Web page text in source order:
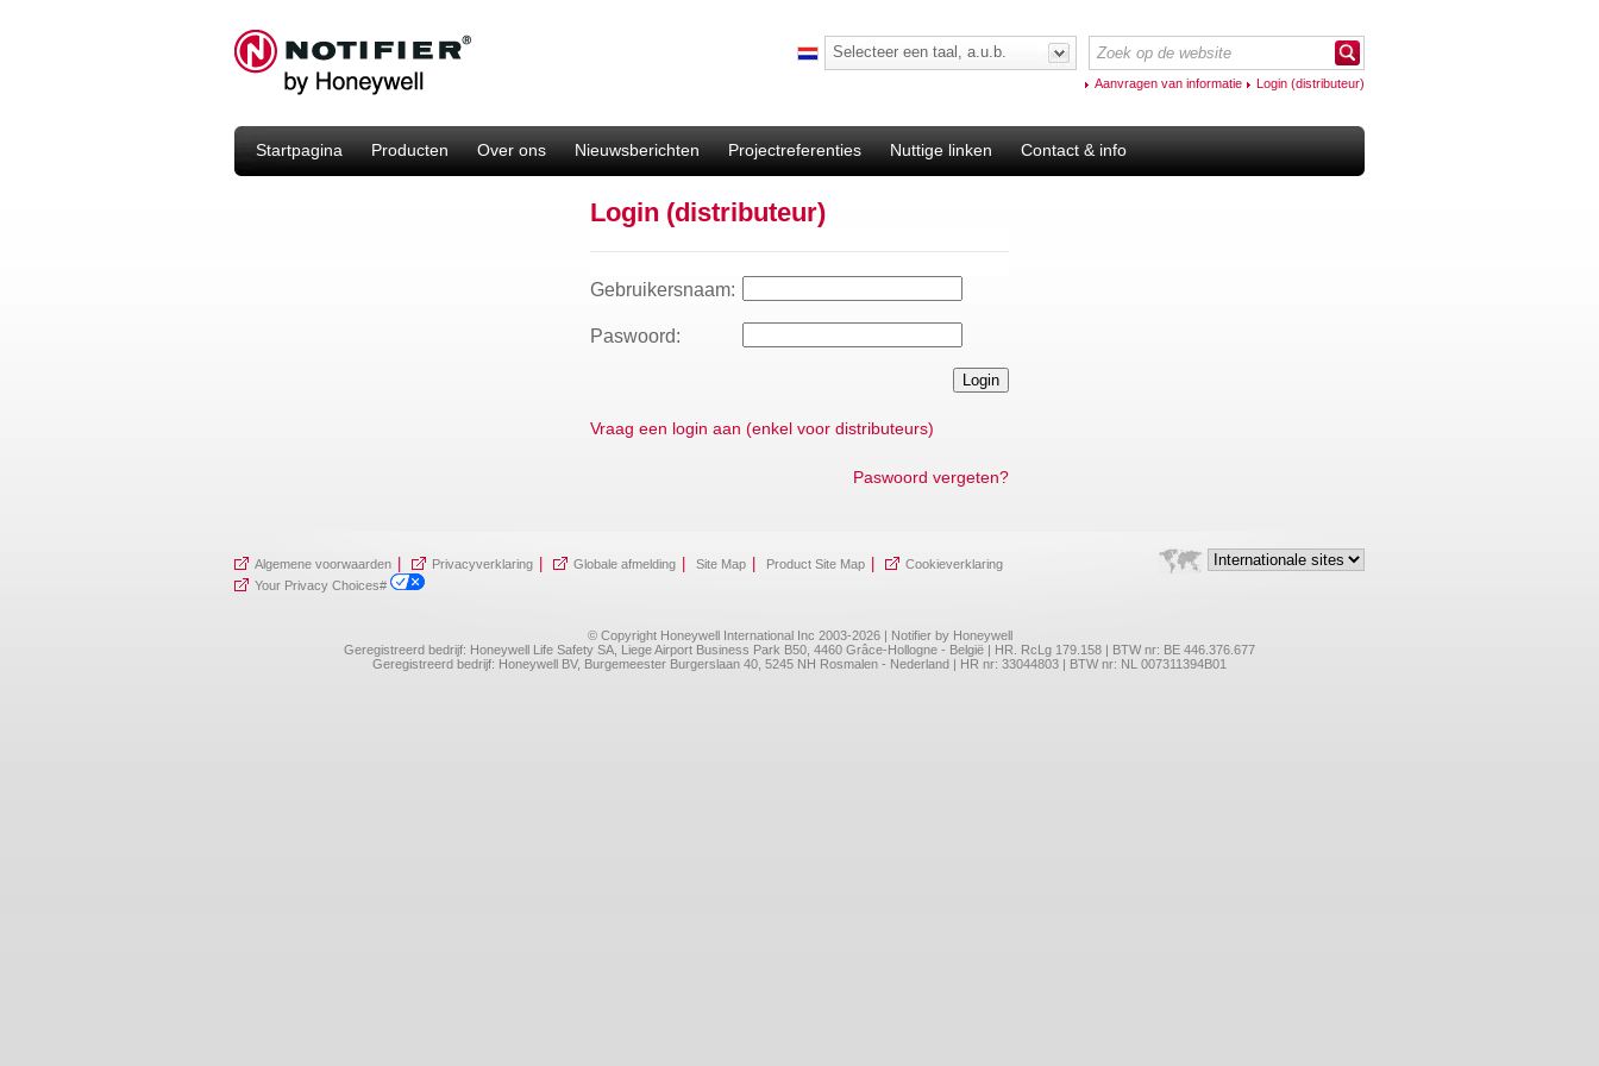
Selecteer een taal, a.u.b.
Aanvragen van informatie Login (distributeur)
Startpagina Producten Over ons Nieuwsberichten Projectreferenties Nuttige linken Contact & info
Login (distributeur)
Gebruikersnaam:
Paswoord:
Vraag een login aan (enkel voor distributeurs)
Paswoord vergeten?
Algemene voorwaarden Privacyverklaring Globale afmelding Site Map Product Site Map
Cookieverklaring
Your Privacy Choices#
© Copyright Honeywell International Inc 2003-2026 | Notifier by Honeywell
Geregistreerd bedrijf: Honeywell Life Safety SA, Liege Airport Business Park B50, 4460 Grâce-Hollogne - België | HR. RcLg 179.158 | BTW nr: BE 446.376.677
Geregistreerd bedrijf: Honeywell BV, Burgemeester Burgerslaan 40, 5245 NH Rosmalen - Nederland | HR nr: 33044803 | BTW nr: NL 007311394B01